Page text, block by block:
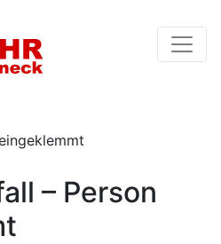
– Person